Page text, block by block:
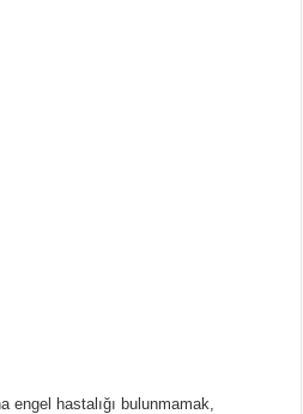
engel hastalığı bulunmamak,